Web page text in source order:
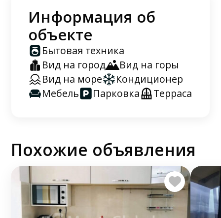
Информация об
объекте
Бытовая техника
Вид на город
Вид на горы
Вид на море
Кондиционер
Мебель
Парковка Терраса
Похожие объявления